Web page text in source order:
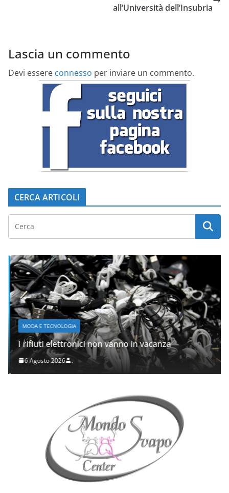
all’Università dell’Insubria
Lascia un commento
Devi essere connesso per inviare un commento.
CERCA ARTICOLI
MODA E TECNOLOGIA
I rifiuti elettronici non vanno in vacanza
6 Agosto 2026 .